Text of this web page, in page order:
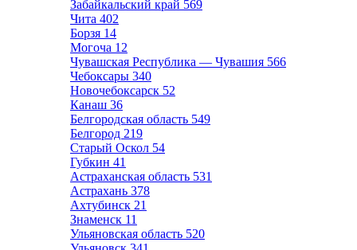
Забайкальский край 569
Чита 402
Борзя 14
Могоча 12
Чувашская Республика — Чувашия 566
Чебоксары 340
Новочебоксарск 52
Канаш 36
Белгородская область 549
Белгород 219
Старый Оскол 54
Губкин 41
Астраханская область 531
Астрахань 378
Ахтубинск 21
Знаменск 11
Ульяновская область 520